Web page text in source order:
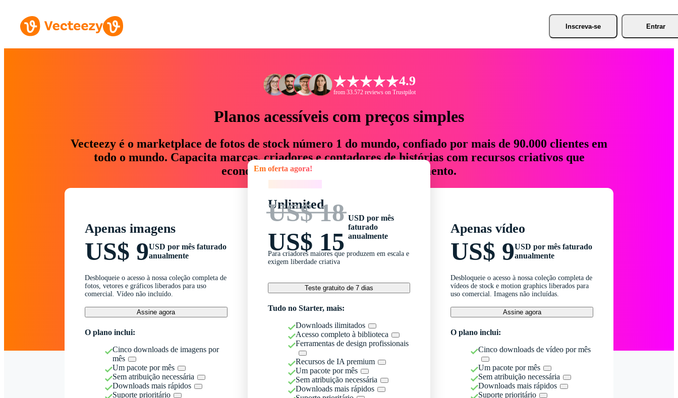
Inscreva-se Entrar
4.9
from 33.572 reviews on Trustpilot
Planos acessíveis com preços simples
Vecteezy é o marketplace de fotos de stock número 1 do mundo, confiado por mais de 90.000 clientes em
todo o mundo. Capacita marcas, criadores e contadores de histórias com recursos criativos que
economizam até 76% em tempo e orçamento.
Apenas imagens
US$ 9USD por mês faturado
anualmente
Desbloqueie o acesso à nossa coleção completa de
fotos, vetores e gráficos liberados para uso
comercial. Vídeo não incluído.
Assine agora
O plano inclui:
Cinco downloads de imagens por
mês
Um pacote por mês
Sem atribuição necessária
Downloads mais rápidos
Suporte prioritário
Em oferta agora!
Unlimited
US$ 18
US$ 15
USD por mês
faturado
anualmente
Para criadores maiores que produzem em escala e
exigem liberdade criativa
Teste gratuito de 7 dias
Tudo no Starter, mais:
Downloads ilimitados
Acesso completo à biblioteca
Ferramentas de design profissionais
Recursos de IA premium
Um pacote por mês
Sem atribuição necessária
Downloads mais rápidos
Apenas vídeo
US$ 9USD por mês faturado
anualmente
Desbloqueie o acesso à nossa coleção completa de
vídeos de stock e motion graphics liberados para
uso comercial. Imagens não incluídas.
Assine agora
O plano inclui:
Cinco downloads de vídeo por mês
Um pacote por mês
Sem atribuição necessária
Downloads mais rápidos
Suporte prioritário